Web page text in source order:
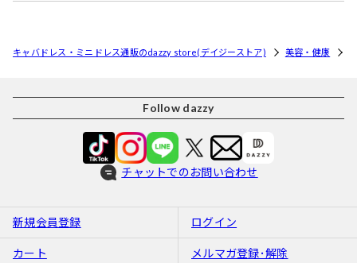
キャバドレス・ミニドレス通販のdazzy store(デイジーストア) 美容・健康
Follow dazzy
チャットでのお問い合わせ
新規会員登録 ログイン
カート メルマガ登録･解除